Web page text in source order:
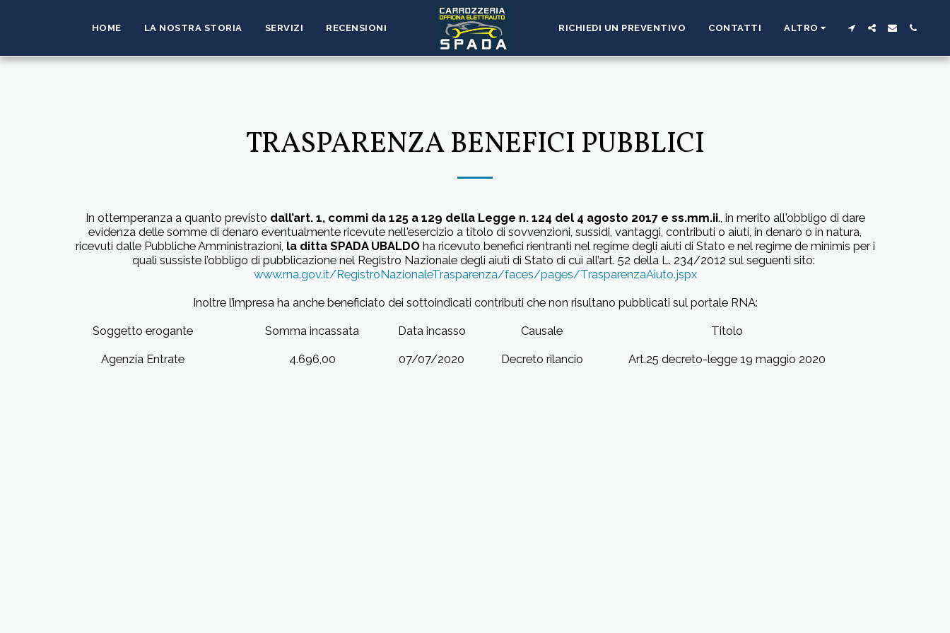
HOME LA NOSTRA STORIA SERVIZI RECENSIONI RICHIEDI UN PREVENTIVO CONTATTI ALTRO
TRASPARENZA BENEFICI PUBBLICI
In ottemperanza a quanto previsto dall’art. 1, commi da 125 a 129 della Legge n. 124 del 4 agosto 2017 e ss.mm.ii., in merito all'obbligo di dare
evidenza delle somme di denaro eventualmente ricevute nell'esercizio a titolo di sovvenzioni, sussidi, vantaggi, contributi o aiuti, in denaro o in natura,
ricevuti dalle Pubbliche Amministrazioni, la ditta SPADA UBALDO ha ricevuto benefici rientranti nel regime degli aiuti di Stato e nel regime de minimis per i
quali sussiste l’obbligo di pubblicazione nel Registro Nazionale degli aiuti di Stato di cui all’art. 52 della L. 234/2012 sul seguenti sito:
www.rna.gov.it/RegistroNazionaleTrasparenza/faces/pages/TrasparenzaAiuto.jspx
Inoltre l’impresa ha anche beneficiato dei sottoindicati contributi che non risultano pubblicati sul portale RNA:
Soggetto erogante
Somma incassata Data incasso Causale
Titolo
Agenzia Entrate
4.696,00 07/07/2020 Decreto rilancio Art.25 decreto-legge 19 maggio 2020